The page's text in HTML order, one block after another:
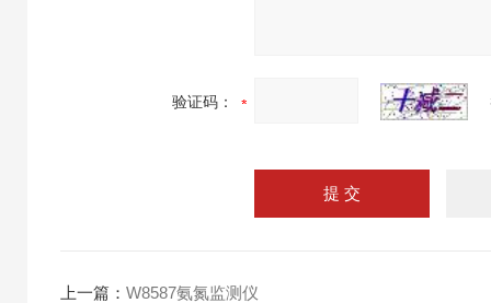
验证码：
上一篇： W8587氨氮监测仪